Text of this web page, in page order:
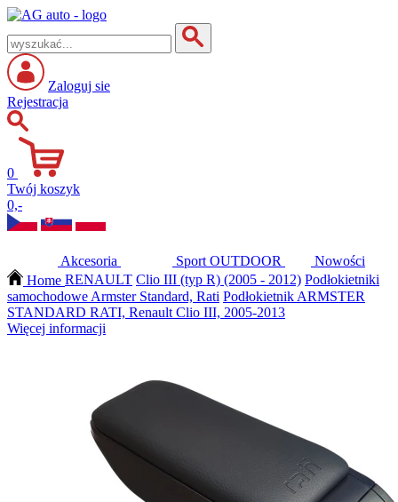
Zaloguj sie
Rejestracja
0
Twój koszyk
0,-
Akcesoria Sport OUTDOOR
Nowości
Home RENAULT Clio III (typ R) (2005 - 2012) Podłokietniki
samochodowe Armster Standard, Rati Podłokietnik ARMSTER
STANDARD RATI, Renault Clio III, 2005-2013
Więcej informacji